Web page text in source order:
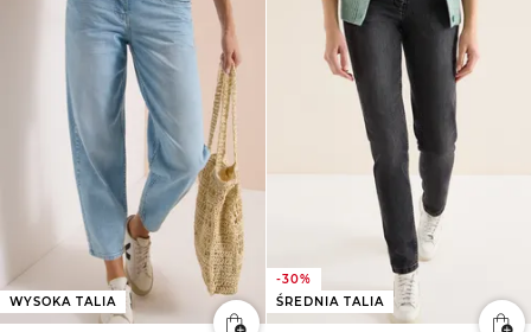
WYSOKA TALIA
-30%
ŚREDNIA TALIA